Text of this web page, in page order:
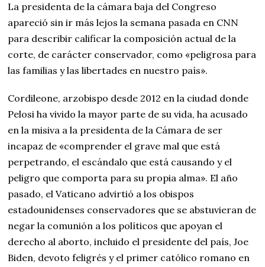
La presidenta de la cámara baja del Congreso
apareció sin ir más lejos la semana pasada en CNN
para describir calificar la composición actual de la
corte, de carácter conservador, como «peligrosa para
las familias y las libertades en nuestro país».
Cordileone, arzobispo desde 2012 en la ciudad donde
Pelosi ha vivido la mayor parte de su vida, ha acusado
en la misiva a la presidenta de la Cámara de ser
incapaz de «comprender el grave mal que está
perpetrando, el escándalo que está causando y el
peligro que comporta para su propia alma». El año
pasado, el Vaticano advirtió a los obispos
estadounidenses conservadores que se abstuvieran de
negar la comunión a los políticos que apoyan el
derecho al aborto, incluido el presidente del país, Joe
Biden, devoto feligrés y el primer católico romano en